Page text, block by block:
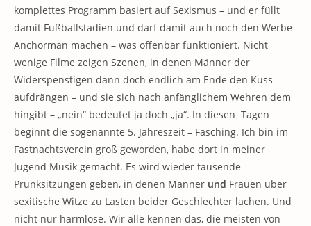
komplettes Programm basiert auf Sexismus – und er füllt
damit Fußballstadien und darf damit auch noch den Werbe-
Anchorman machen – was offenbar funktioniert. Nicht
wenige Filme zeigen Szenen, in denen Männer der
Widerspenstigen dann doch endlich am Ende den Kuss
aufdrängen – und sie sich nach anfänglichem Wehren dem
hingibt – „nein“ bedeutet ja doch „ja“. In diesen Tagen
beginnt die sogenannte 5. Jahreszeit – Fasching. Ich bin im
Fastnachtsverein groß geworden, habe dort in meiner
Jugend Musik gemacht. Es wird wieder tausende
Prunksitzungen geben, in denen Männer und Frauen über
sexitische Witze zu Lasten beider Geschlechter lachen. Und
nicht nur harmlose. Wir alle kennen das, die meisten von